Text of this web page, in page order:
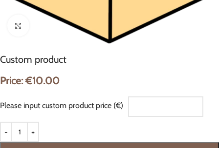
Cliquez pour agrandir
Custom product
Price:€10.00
Please input custom product price (€)